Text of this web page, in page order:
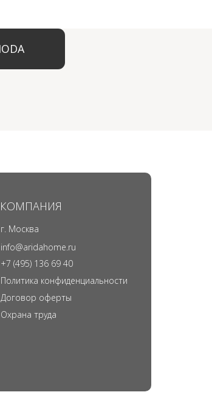
КОМПАНИЯ
г. Москва
info@aridahome.ru
+7 (495) 136 69 40
Политика конфиденциальности
Договор оферты
Охрана труда